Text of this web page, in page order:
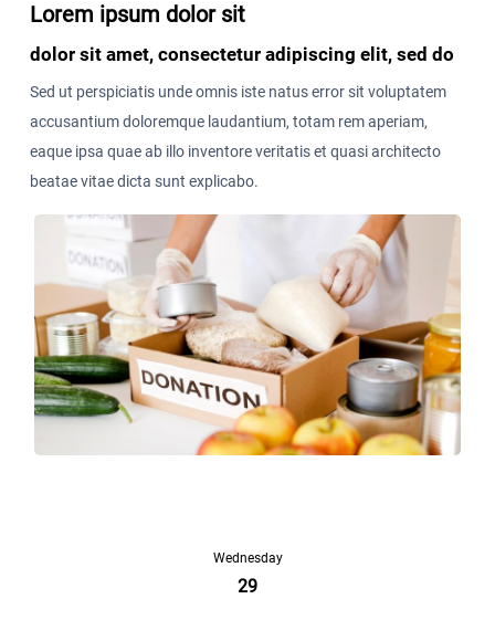
Lorem ipsum dolor sit
dolor sit amet, consectetur adipiscing elit, sed do
Sed ut perspiciatis unde omnis iste natus error sit voluptatem
accusantium doloremque laudantium, totam rem aperiam,
eaque ipsa quae ab illo inventore veritatis et quasi architecto
beatae vitae dicta sunt explicabo.
Wednesday
29